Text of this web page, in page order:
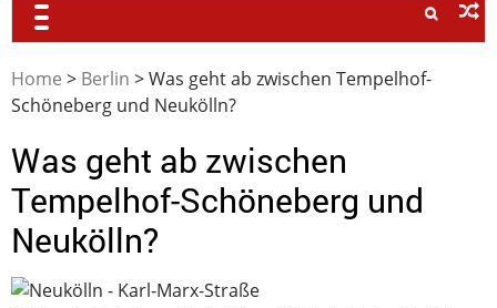
Home > Berlin >Was geht ab zwischen Tempelhof-
Schöneberg und Neukölln?
Was geht ab zwischen
Tempelhof-Schöneberg und
Neukölln?